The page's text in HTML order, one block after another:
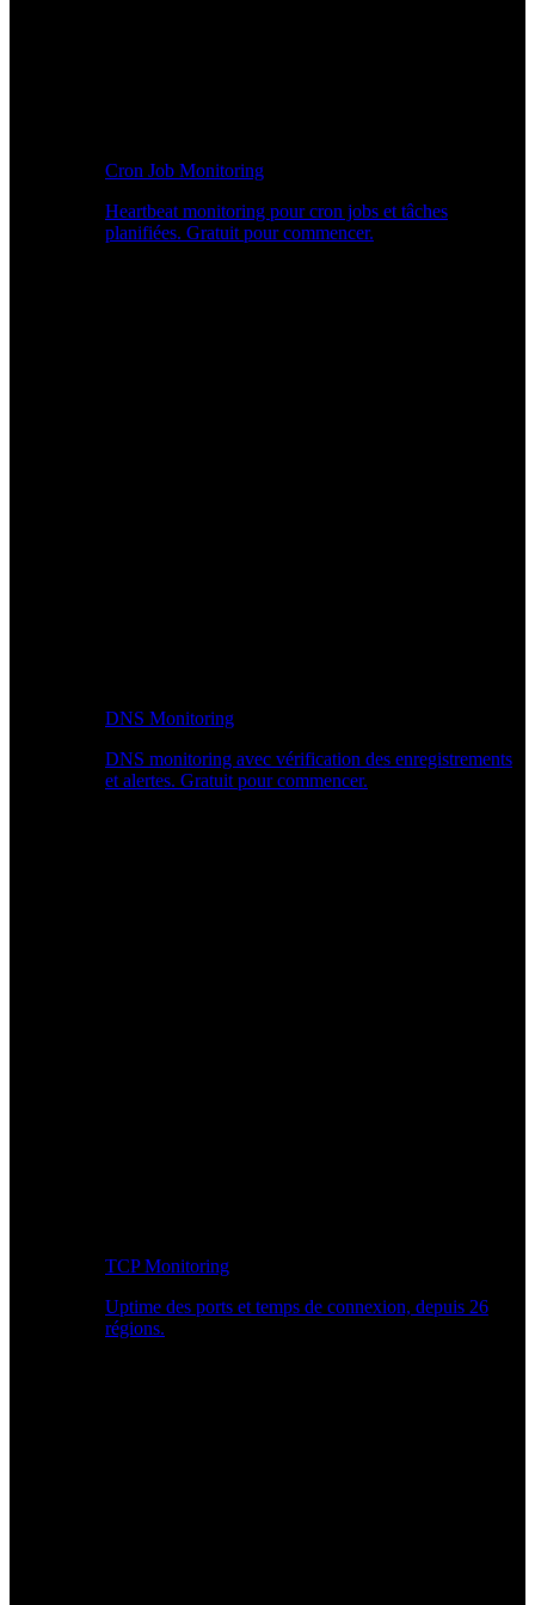
Cron Job Monitoring
Heartbeat monitoring pour cron jobs et tâches
planifiées. Gratuit pour commencer.
DNS Monitoring
DNS monitoring avec vérification des enregistrements
et alertes. Gratuit pour commencer.
TCP Monitoring
Uptime des ports et temps de connexion, depuis 26
régions.